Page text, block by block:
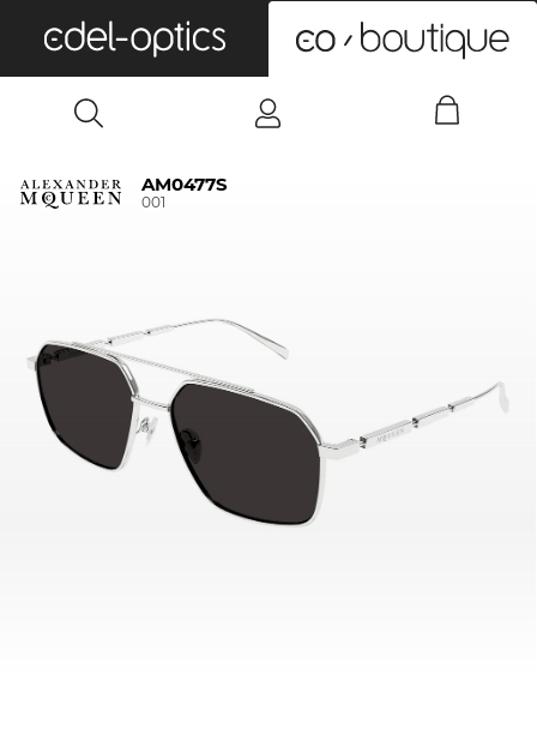
AM0477S
001